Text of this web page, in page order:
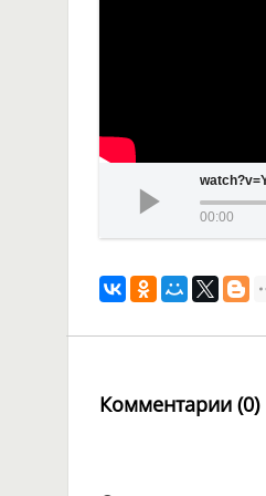
00:00
Комментарии (0)